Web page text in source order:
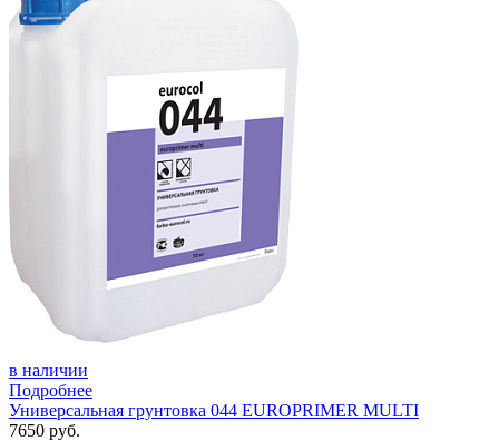
в наличии
Подробнее
Универсальная грунтовка 044 EUROPRIMER MULTI
7650 руб.